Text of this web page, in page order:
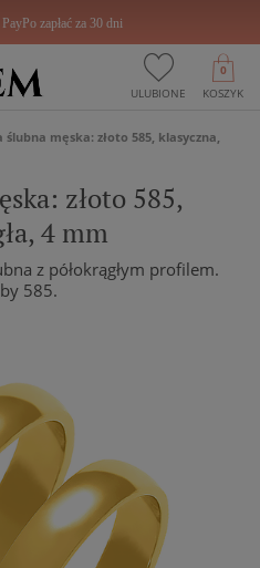
PayPo zapłać za 30 dni
ULUBIONE KOSZYK
0
ślubna męska: złoto 585, klasyczna,
złoto 585,
4 mm
z półokrągłym profilem.
585.